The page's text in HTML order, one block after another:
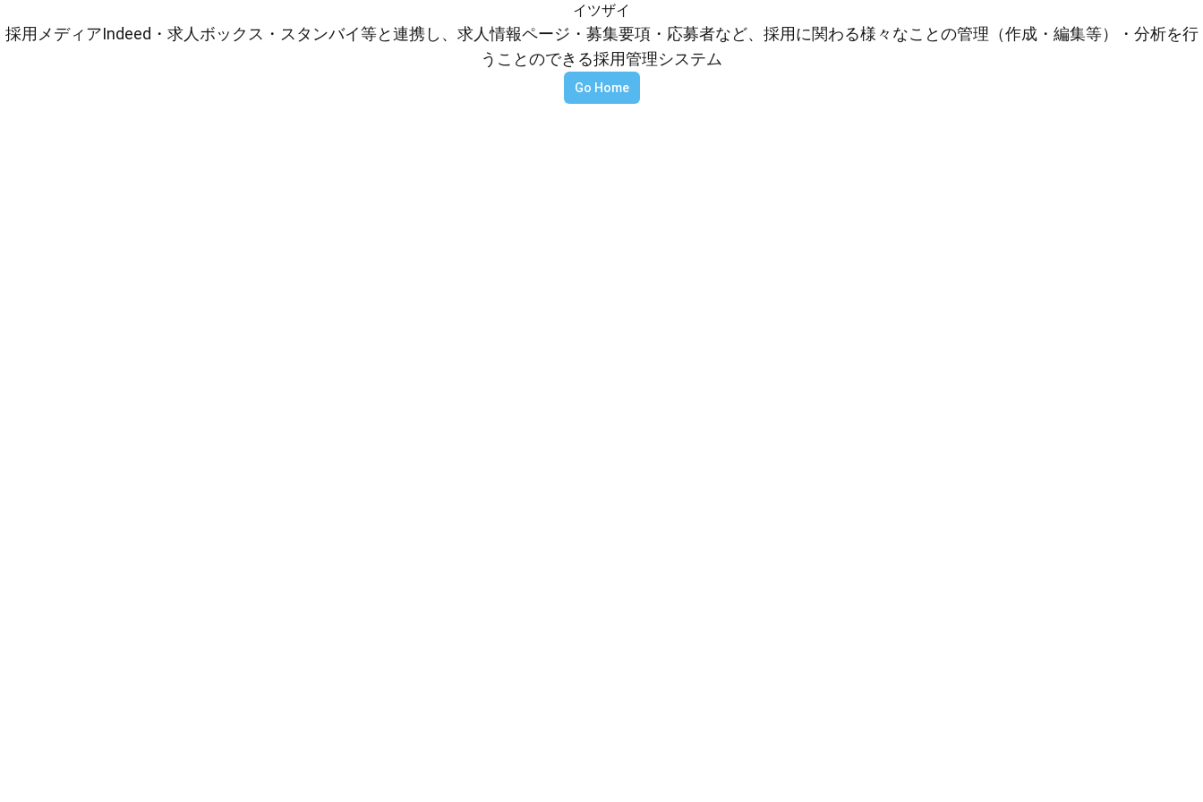
イツザイ
採用メディアIndeed・求人ボックス・スタンバイ等と連携し、求人情報ページ・募集要項・応募者など、採用に関わる様々なことの管理（作成・編集等）・分析を行
うことのできる採用管理システム
Go Home